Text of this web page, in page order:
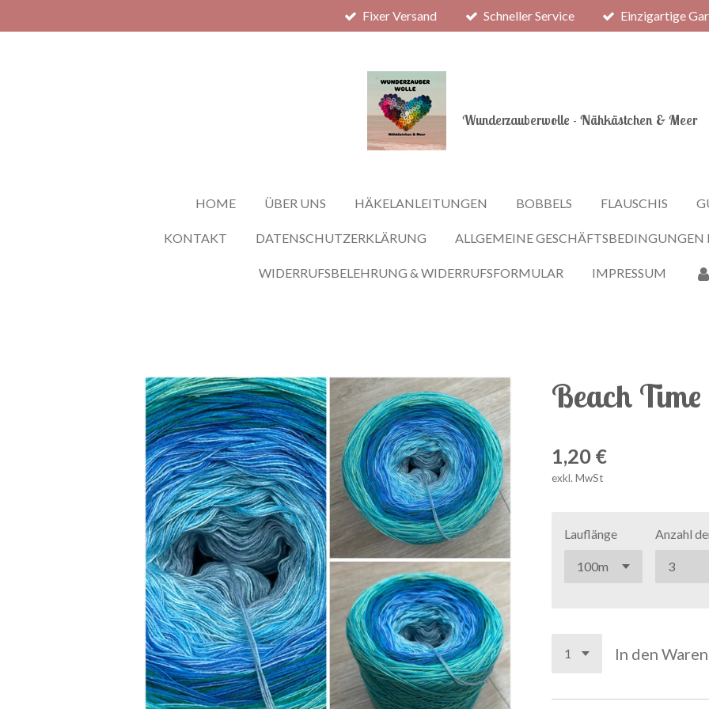
Hauptinhalt
Fixer Versand Schneller Service Einzigartige
Wunderzauberwolle - Nähkästchen & Meer
HOME ÜBER UNS HÄKELANLEITUNGEN BOBBELS FLAUSCHIS
KONTAKT DATENSCHUTZERKLÄRUNG ALLGEMEINE
WIDERRUFSBELEHRUNG & WIDERRUFSFORMULAR IMPRESSUM
Beach Time
1,20 €
exkl. MwSt
Lauflänge Anzahl
In den